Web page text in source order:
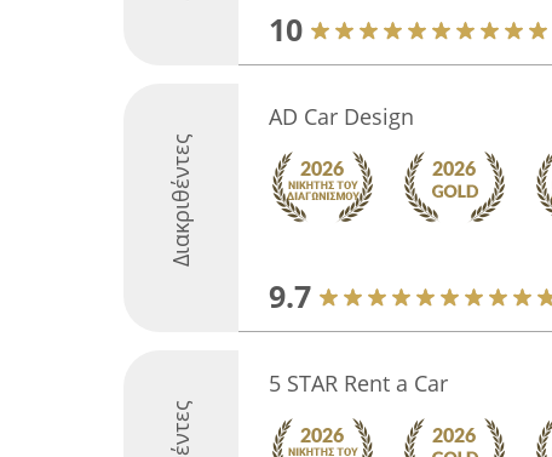
10
Διακριθέντες
AD Car Design
9.7
5 STAR Rent a Car